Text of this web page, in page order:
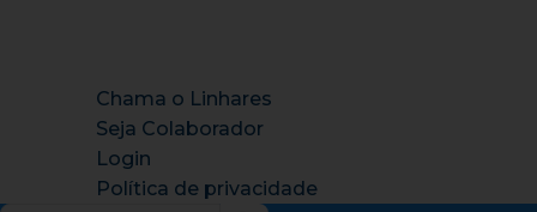
Chama o Linhares
Seja Colaborador
Login
Política de privacidade